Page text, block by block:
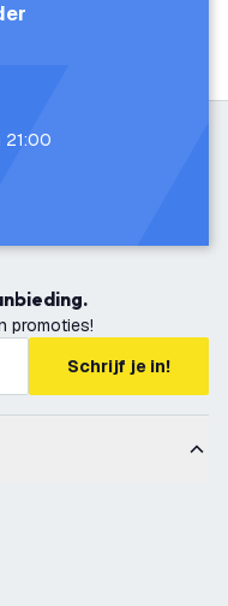
21:00
promoties!
Schrijf je in!